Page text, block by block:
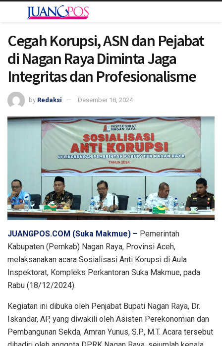
Cegah Korupsi, ASN dan Pejabat
di Nagan Raya Diminta Jaga
Integritas dan Profesionalisme
by Redaksi Desember 18, 2024
JUANGPOS.COM (Suka Makmue) – Pemerintah
Kabupaten (Pemkab) Nagan Raya, Provinsi Aceh,
melaksanakan acara Sosialisasi Anti Korupsi di Aula
Inspektorat, Kompleks Perkantoran Suka Makmue, pada
Rabu (18/12/2024).
Kegiatan ini dibuka oleh Penjabat Bupati Nagan Raya, Dr.
Iskandar, AP, yang diwakili oleh Asisten Perekonomian dan
Pembangunan Sekda, Amran Yunus, S.P., M.T. Acara tersebut